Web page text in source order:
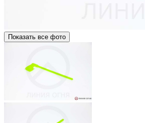
Показать все фото